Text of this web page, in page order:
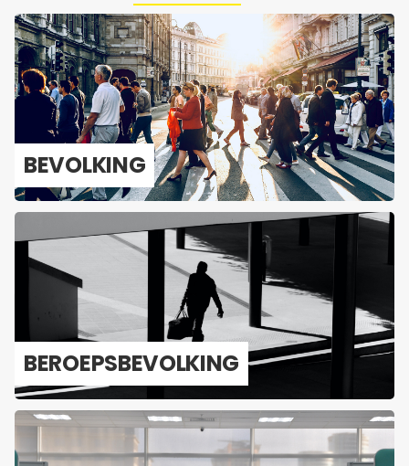
BE­VOL­KING
BE­ROEPS­BE­VOL­KING